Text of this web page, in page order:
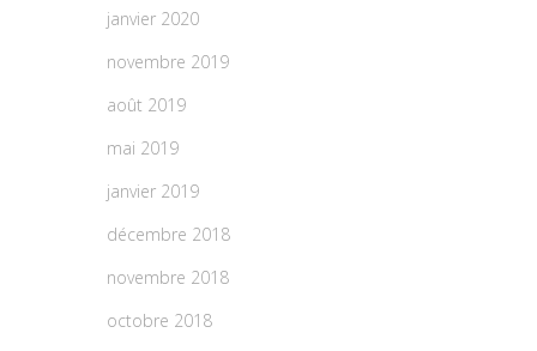
janvier 2020
novembre 2019
août 2019
mai 2019
janvier 2019
décembre 2018
novembre 2018
octobre 2018